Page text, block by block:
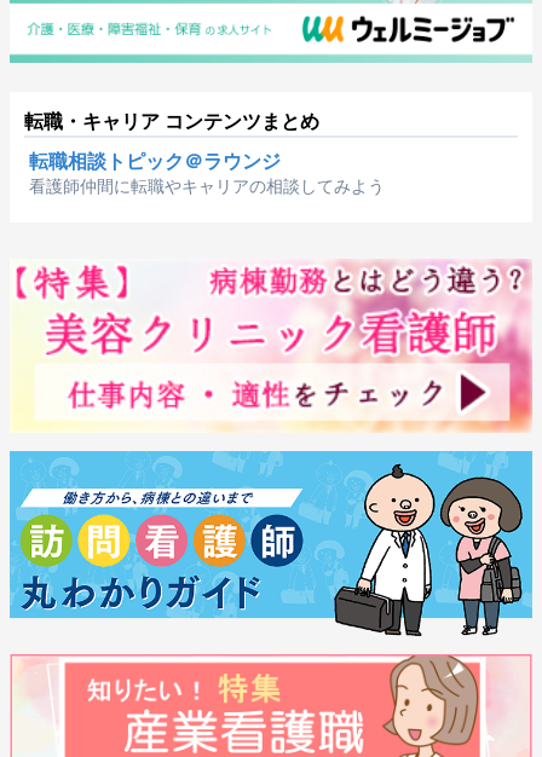
転職・キャリア コンテンツまとめ
転職相談トピック＠ラウンジ
看護師仲間に転職やキャリアの相談してみよう